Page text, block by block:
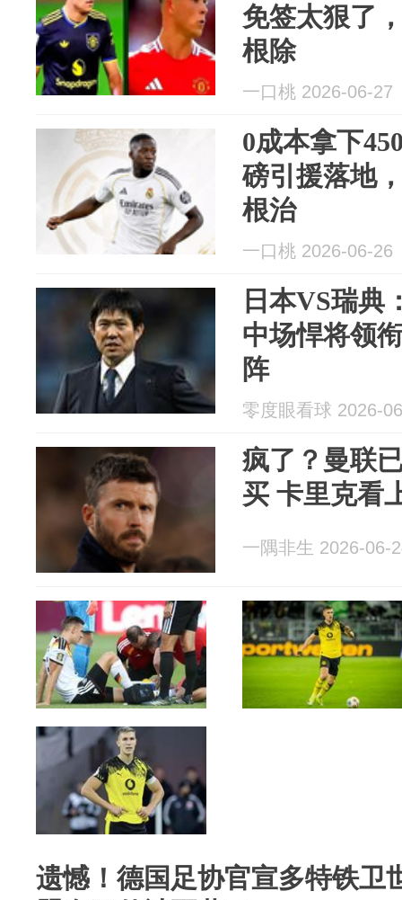
免签太狠了
根除
一口桃 2026-06-27
0成本拿下
磅引援落地
根治
一口桃 2026-06-26
日本VS瑞典
中场悍将领
阵
零度眼看球 2026-
疯了？曼联
买 卡里克看
一隅非生 2026-06-
遗憾！德国足协官宣多特铁卫